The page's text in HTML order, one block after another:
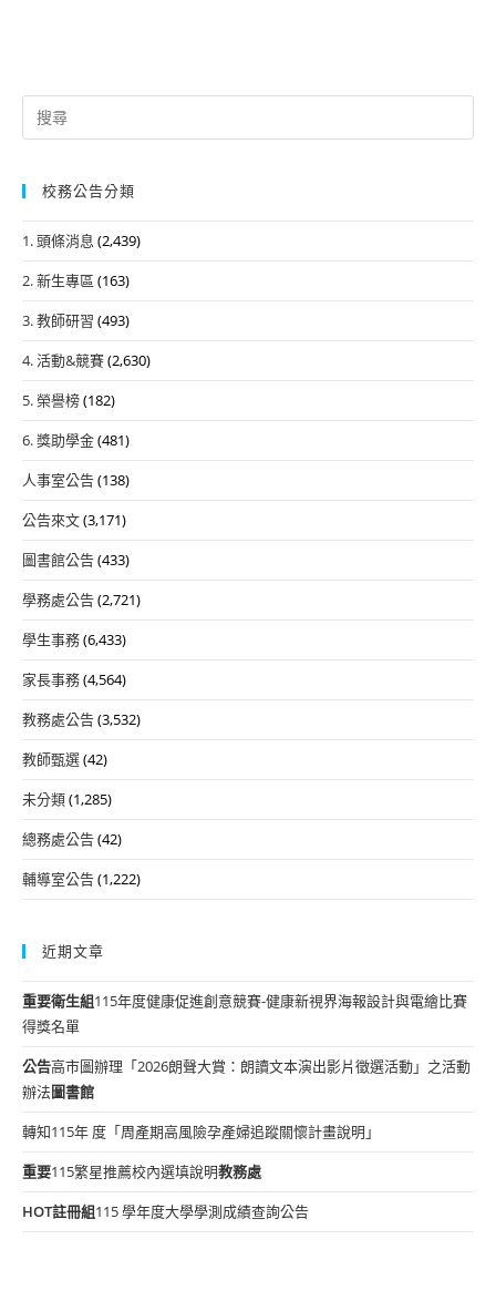
Search
for:
校務公告分類
1. 頭條消息 (2,439)
2. 新生專區 (163)
3. 教師研習 (493)
4. 活動&競賽(2,630)
5. 榮譽榜(182)
6. 獎助學金(481)
人事室公告(138)
公告來文(3,171)
圖書館公告(433)
學務處公告(2,721)
學生事務(6,433)
家長事務(4,564)
教務處公告(3,532)
教師甄選(42)
未分類(1,285)
總務處公告(42)
輔導室公告(1,222)
近期文章
重要衛生組115年度健康促進創意競賽-健康新視界海報設計與電繪比賽
得獎名單
公告高市圖辦理「2026朗聲大賞：朗讀文本演出影片徵選活動」之活動
辦法圖書館
轉知115年 度「周產期高風險孕產婦追蹤關懷計畫說明」
重要115繁星推薦校內選填說明教務處
HOT註冊組115 學年度大學學測成績查詢公告